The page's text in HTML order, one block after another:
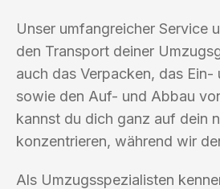
Unser umfangreicher Service
den Transport deiner
auch das Verpacken, das Ein-
sowie den Auf- und Abbau
kannst du dich ganz auf dein
konzentrieren, während wir
Als Umzugsspezialisten